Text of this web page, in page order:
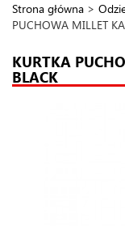
Strona główna >
PUCHOWA MILLET
KURTKA
BLACK